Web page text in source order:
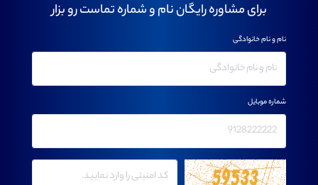
برای مشاوره رایگان نام و شماره تماست رو بزار
نام و نام خانوادگی
شماره موبایل